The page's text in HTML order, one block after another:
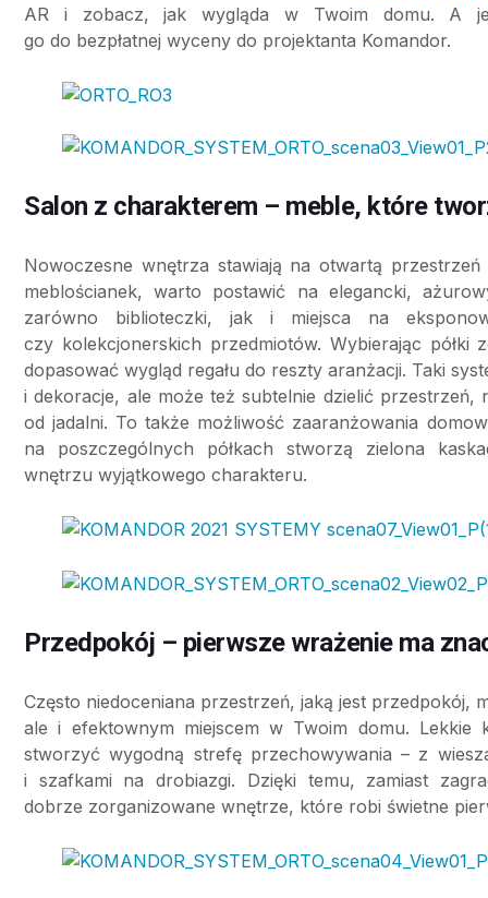
AR i zobacz, jak wygląda w Twoim domu. A
go do bezpłatnej wyceny do projektanta Komandor.
Salon z charakterem – meble, które
Nowoczesne wnętrza stawiają na otwartą
meblościanek, warto postawić na elegancki,
zarówno biblioteczki, jak i miejsca na
czy kolekcjonerskich przedmiotów. Wybierając półki
dopasować wygląd regału do reszty aranżacji. Taki
i dekoracje, ale może też subtelnie dzielić przestrzeń,
od jadalni. To także możliwość zaaranżowania
na poszczególnych półkach stworzą zielona
wnętrzu wyjątkowego charakteru.
Przedpokój – pierwsze wrażenie ma
Często niedoceniana przestrzeń, jaką jest przedpokój,
ale i efektownym miejscem w Twoim domu. Lekkie
stworzyć wygodną strefę przechowywania – z
i szafkami na drobiazgi. Dzięki temu, zamiast
dobrze zorganizowane wnętrze, które robi świetne